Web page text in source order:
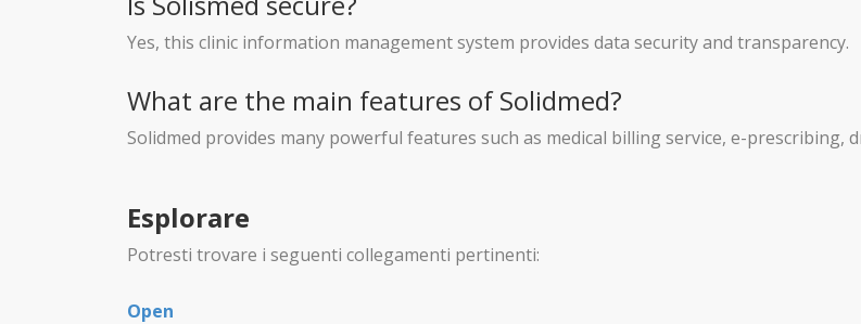
Yes, this clinic information management system provides data security and transparency.
What are the main features of Solidmed?
Solidmed provides many powerful features such as medical billing service, e-prescribing,
Esplorare
Potresti trovare i seguenti collegamenti pertinenti:
Open